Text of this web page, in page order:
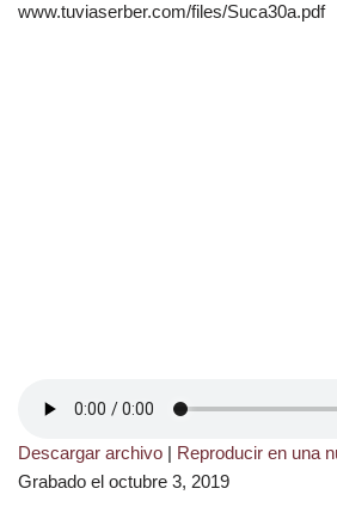
www.tuviaserber.com/files/Suca30a.pdf
Descargar archivo | Reproducir en una
Grabado el octubre 3, 2019